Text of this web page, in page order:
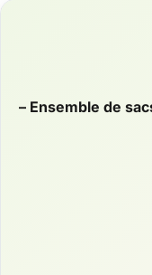
Ensemble de sacs d’école Kawai pour adolescents 3Pcs Ours Mauve –